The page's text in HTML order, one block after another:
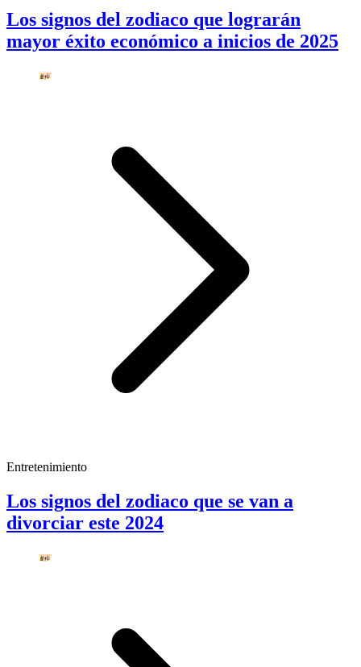
Los signos del zodiaco que lograrán
mayor éxito económico a inicios de 2025
Entretenimiento
Los signos del zodiaco que se van a
divorciar este 2024